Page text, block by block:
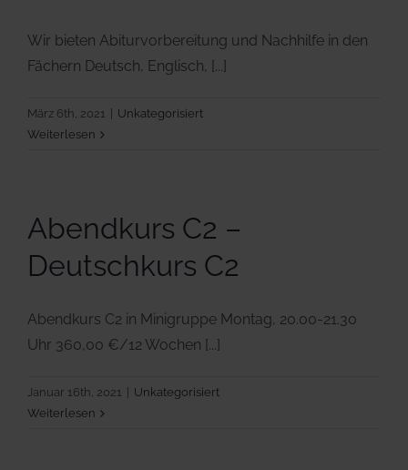
Wir bieten Abiturvorbereitung und Nachhilfe in den
Fächern Deutsch, Englisch, [...]
März 6th, 2021
Unkategorisiert
Weiterlesen
Abendkurs C2 –
Deutschkurs C2
Abendkurs C2 in Minigruppe Montag, 20.00-21.30
Uhr 360,00 €/12 Wochen [...]
Januar 16th, 2021
Unkategorisiert
Weiterlesen